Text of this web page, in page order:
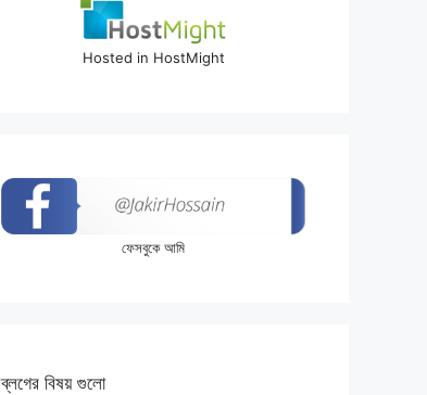
Hosted in HostMight
ফেসবুকে আমি
ব্লগের বিষয় গুলো